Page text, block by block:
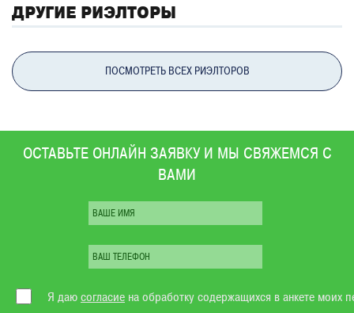
ДРУГИЕ РИЭЛТОРЫ
ПОСМОТРЕТЬ ВСЕХ РИЭЛТОРОВ
ОСТАВЬТЕ ОНЛАЙН ЗАЯВКУ И МЫ СВЯЖЕМСЯ С
ВАМИ
Я даюсогласие на обработку содержащихся в анкете моих